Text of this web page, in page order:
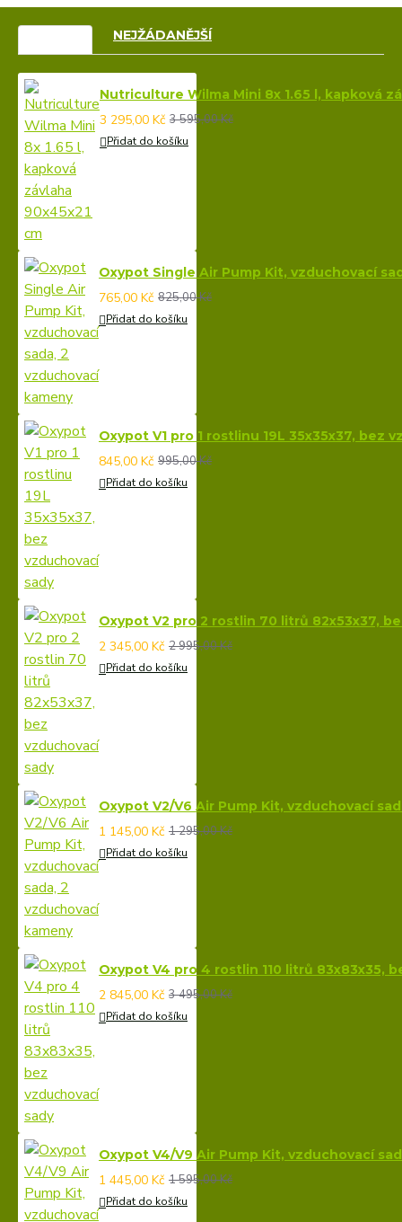
NEJŽÁDANĚJŠÍ
Nutriculture Wilma Mini 8x 1.65 l, kapková
3 295,00 Kč 3 595,00 Kč
Přidat do košíku
Oxypot Single Air Pump Kit, vzduchovací
765,00 Kč 825,00 Kč
Přidat do košíku
Oxypot V1 pro 1 rostlinu 19L 35x35x37, bez
845,00 Kč 995,00 Kč
Přidat do košíku
Oxypot V2 pro 2 rostlin 70 litrů 82x53x37,
2 345,00 Kč 2 995,00 Kč
Přidat do košíku
Oxypot V2/V6 Air Pump Kit, vzduchovací
1 145,00 Kč 1 295,00 Kč
Přidat do košíku
Oxypot V4 pro 4 rostlin 110 litrů 83x83x35,
2 845,00 Kč 3 495,00 Kč
Přidat do košíku
Oxypot V4/V9 Air Pump Kit, vzduchovací
1 445,00 Kč 1 595,00 Kč
Přidat do košíku